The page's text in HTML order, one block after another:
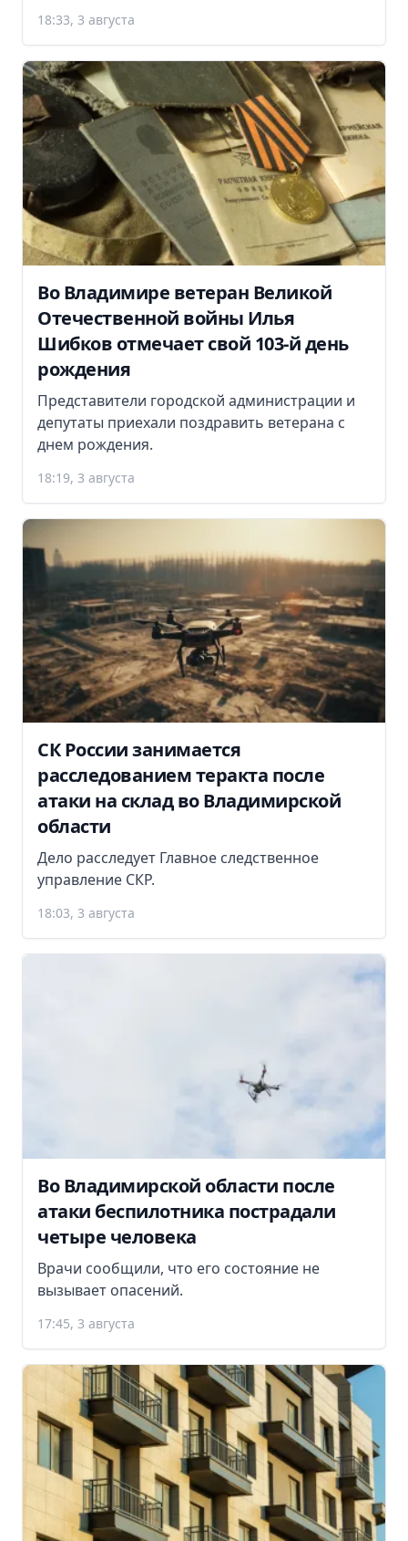
18:33, 3 августа
Во Владимире ветеран Великой
Отечественной войны Илья
Шибков отмечает свой 103-й день
рождения
Представители городской администрации и
депутаты приехали поздравить ветерана с
днем рождения.
18:19, 3 августа
СК России занимается
расследованием теракта после
атаки на склад во Владимирской
области
Дело расследует Главное следственное
управление СКР.
18:03, 3 августа
Во Владимирской области после
атаки беспилотника пострадали
четыре человека
Врачи сообщили, что его состояние не
вызывает опасений.
17:45, 3 августа